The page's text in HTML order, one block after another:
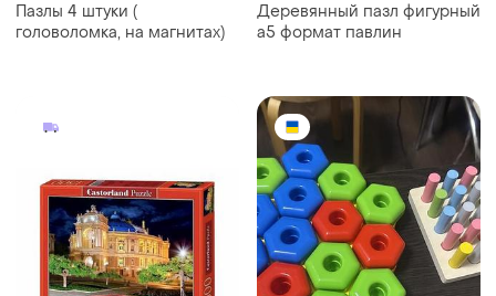
Пазлы 4 штуки (
головоломка, на магнитах)
Деревянный пазл фигурный
а5 формат павлин